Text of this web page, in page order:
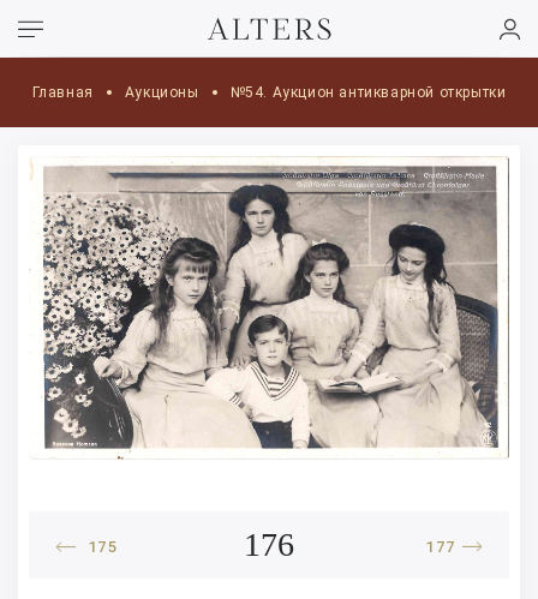
Главная Аукционы №54. Аукцион антикварной открытки
175 176 177